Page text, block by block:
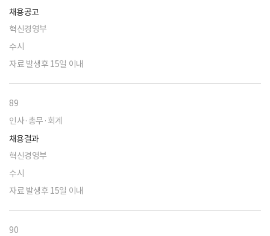
채용공고
혁신경영부
수시
자료 발생후 15일 이내
89
인사·총무·회계
채용결과
혁신경영부
수시
자료 발생후 15일 이내
90